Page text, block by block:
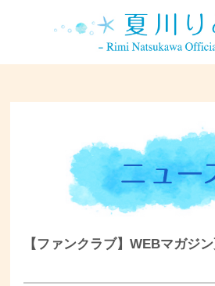
【ファンクラブ】WEBマガジン